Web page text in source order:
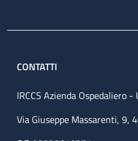
CONTATTI
IRCCS Azienda Ospedaliero
Via Giuseppe Massarenti, 9,